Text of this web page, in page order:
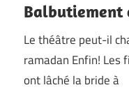
Balbutiement
Le théâtre peut-il
ramadan Enfin! Les
ont lâché la bride à